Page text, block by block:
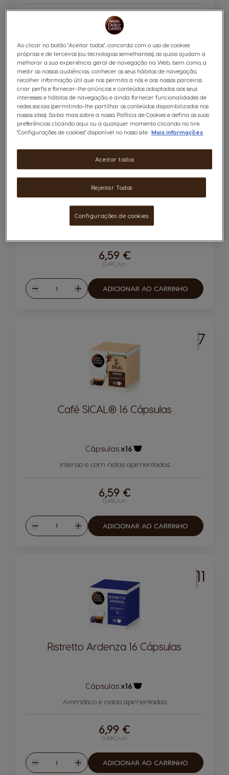
0,41€/un
6,59 €
Reduzir
Quantidade
Aumentar
ADICIONAR AO CARRINHO
INTENSIDADE8
Café BUONDI® 16 Cápsulas
Ícone de cápsula
Inspirado nos cafés portugueses
0,41€/un
6,59 €
Reduzir
Quantidade
Aumentar
ADICIONAR AO CARRINHO
INTENSIDADE7
Café SICAL® 16 Cápsulas
Cápsulas:x16
Intenso e com notas apimentadas
0,41€/un
6,59 €
Reduzir
Quantidade
Aumentar
ADICIONAR AO CARRINHO
INTENSIDADE11
Ristretto Ardenza 16 Cápsulas
Cápsulas:x16
Aromático e notas apimentadas
0,44€/un
6,99 €
Reduzir
Quantidade
Aumentar
ADICIONAR AO CARRINHO
Ao clicar no botão "Aceitar todos", concorda com o uso de cookies
próprias e de terceiros (ou tecnologias semelhantes), as quais ajudam a
melhorar a sua experiência geral de navegação na Web, bem como, a
medir as nossas audiências, conhecer os seus hábitos de navegação,
recolher informação útil que nos permita a nós e aos nossos parceiros
criar perfis e fornecer-lhe anúncios e conteúdos adaptados aos seus
interesses e hábitos de navegação, e ainda fornecer funcionalidades de
redes sociais (permitindo-lhe partilhar os conteúdos disponibilizados nos
nossos sites). Saiba mais sobre a nossa Política de Cookies e defina as suas
preferências clicando aqui ou a qualquer momento clicando no link
"Configurações de cookies" disponível no nosso site. Mais informações
Rejeitar Todos
Aceitar todos
Configurações de cookies